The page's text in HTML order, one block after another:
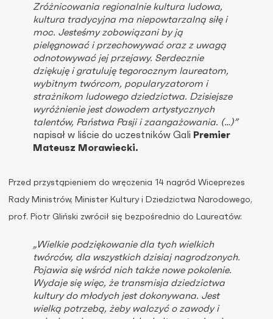
Zróżnicowania regionalnie kultura ludowa,
kultura tradycyjna ma niepowtarzalną siłę i
moc. Jesteśmy zobowiązani by ją
pielęgnować i przechowywać oraz z uwagą
odnotowywać jej przejawy. Serdecznie
dziękuję i gratuluję tegorocznym laureatom,
wybitnym twórcom, popularyzatorom i
strażnikom ludowego dziedzictwa. Dzisiejsze
wyróżnienie jest dowodem artystycznych
talentów, Państwa Pasji i zaangażowania. (…)”
napisał w liście do uczestników Gali Premier
Mateusz Morawiecki.
Przed przystąpieniem do wręczenia 14 nagród Wiceprezes
Rady Ministrów, Minister Kultury i Dziedzictwa Narodowego,
prof. Piotr Gliński zwrócił się bezpośrednio do Laureatów:
„Wielkie podziękowanie dla tych wielkich
twórców, dla wszystkich dzisiaj nagrodzonych.
Pojawia się wśród nich także nowe pokolenie.
Wydaje się więc, że transmisja dziedzictwa
kultury do młodych jest dokonywana. Jest
wielką potrzebą, żeby walczyć o zawody i